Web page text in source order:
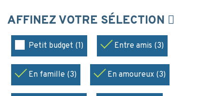
AFFINEZ VOTRE SÉLECTION
Petit budget (1) Entre amis (3)
En famille (3) En amoureux (3)